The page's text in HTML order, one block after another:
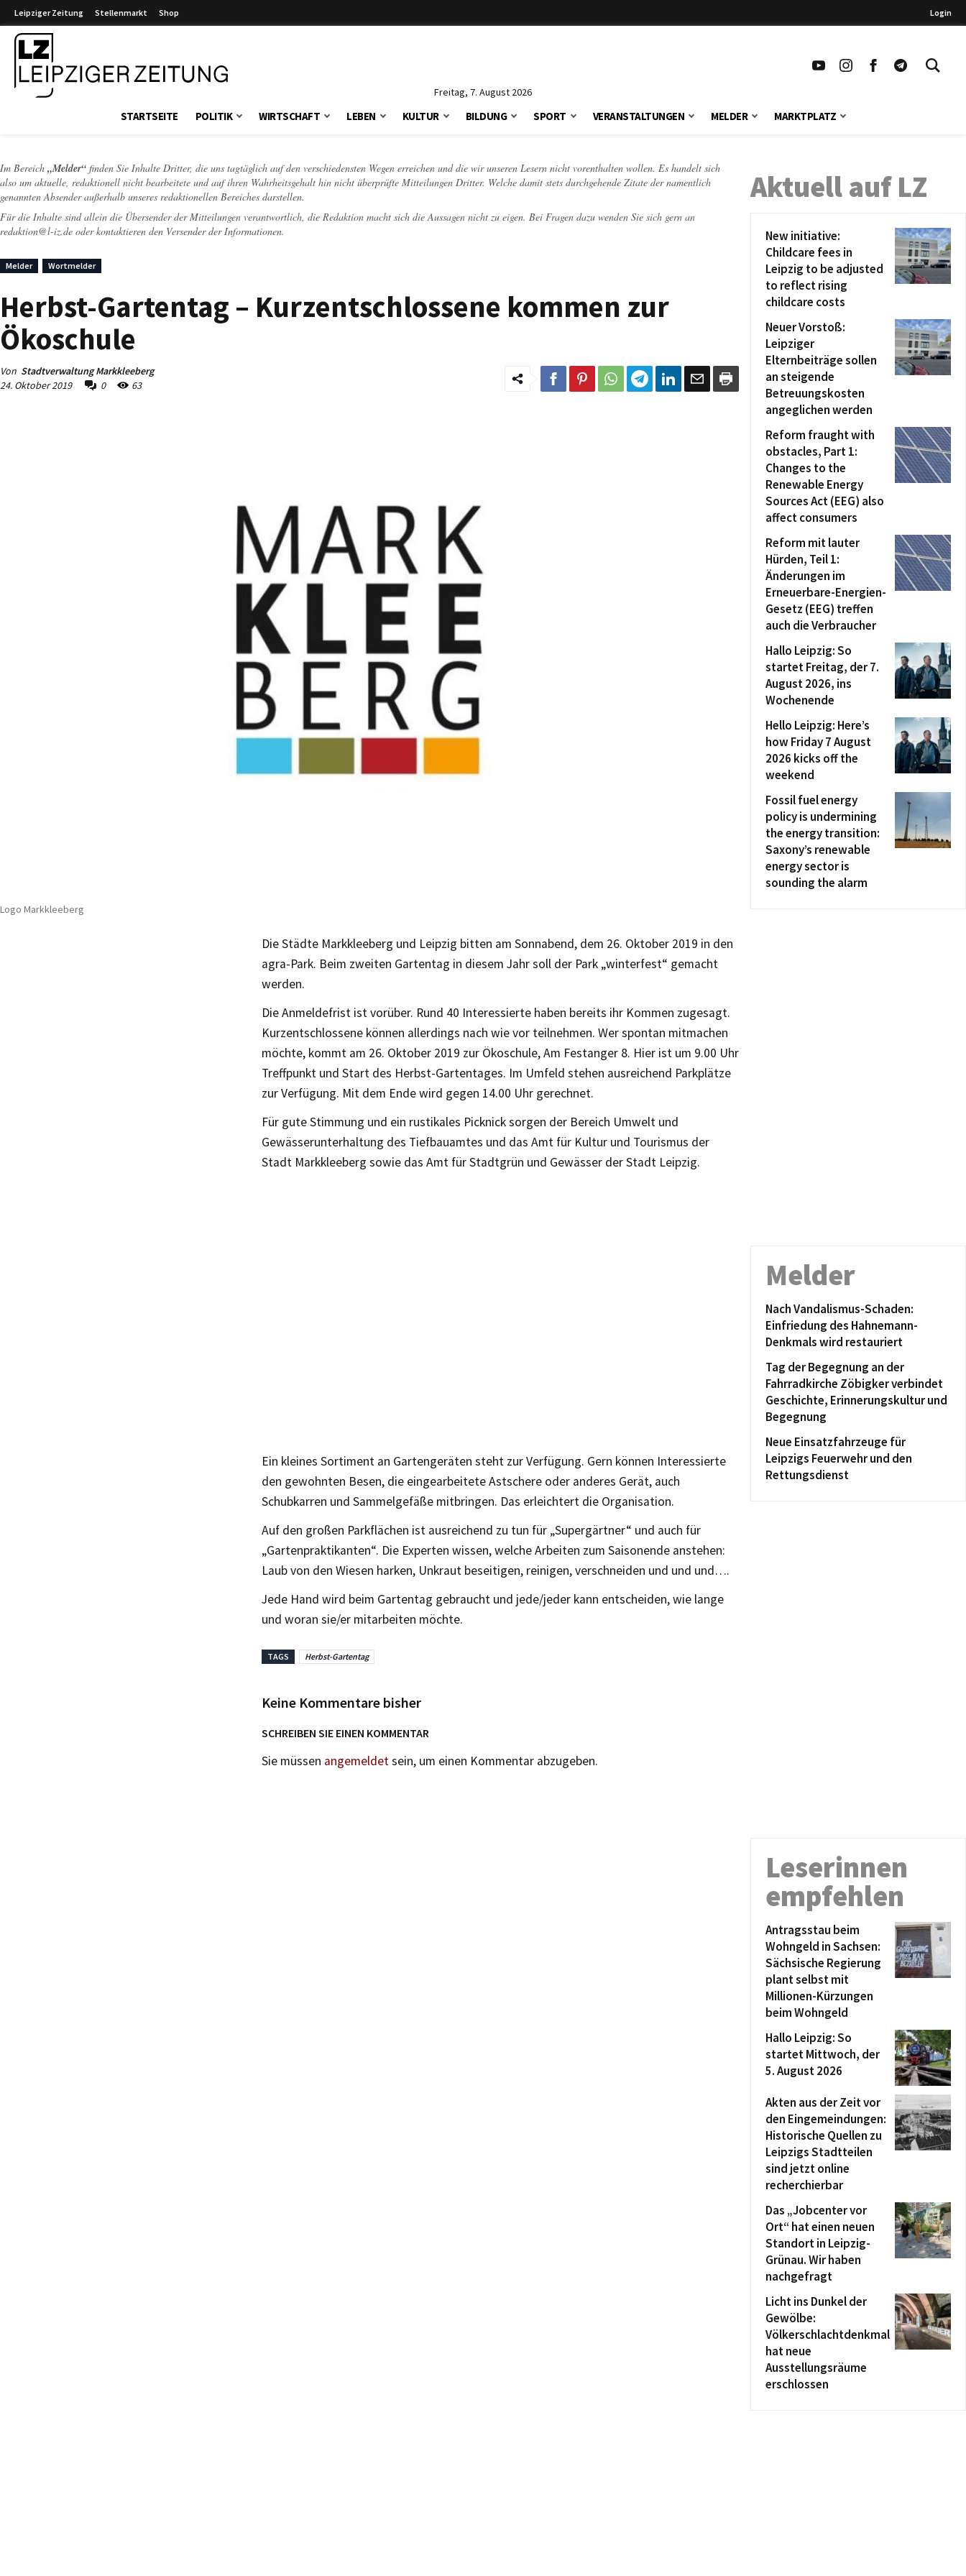
Leipziger Zeitung Stellenmarkt Shop Login
Freitag, 7. August 2026
STARTSEITE POLITIK WIRTSCHAFT LEBEN KULTUR BILDUNG SPORT VERANSTALTUNGEN MELDER MARKTPLATZ
Im Bereich „Melder“ finden Sie Inhalte Dritter, die uns tagtäglich auf den verschiedensten Wegen erreichen und die wir unseren Lesern nicht vorenthalten wollen. Es handelt sich
also um aktuelle, redaktionell nicht bearbeitete und auf ihren Wahrheitsgehalt hin nicht überprüfte Mitteilungen Dritter. Welche damit stets durchgehende Zitate der namentlich
genannten Absender außerhalb unseres redaktionellen Bereiches darstellen.
Für die Inhalte sind allein die Übersender der Mitteilungen verantwortlich, die Redaktion macht sich die Aussagen nicht zu eigen. Bei Fragen dazu wenden Sie sich gern an
redaktion@l-iz.de oder kontaktieren den Versender der Informationen.
Melder Wortmelder
Herbst-Gartentag – Kurzentschlossene kommen zur
Ökoschule
Von Stadtverwaltung Markkleeberg
24. Oktober 2019
0 63
Logo Markkleeberg
Die Städte Markkleeberg und Leipzig bitten am Sonnabend, dem 26. Oktober 2019 in den
agra-Park. Beim zweiten Gartentag in diesem Jahr soll der Park „winterfest“ gemacht
werden.
Die Anmeldefrist ist vorüber. Rund 40 Interessierte haben bereits ihr Kommen zugesagt.
Kurzentschlossene können allerdings nach wie vor teilnehmen. Wer spontan mitmachen
möchte, kommt am 26. Oktober 2019 zur Ökoschule, Am Festanger 8. Hier ist um 9.00 Uhr
Treffpunkt und Start des Herbst-Gartentages. Im Umfeld stehen ausreichend Parkplätze
zur Verfügung. Mit dem Ende wird gegen 14.00 Uhr gerechnet.
Für gute Stimmung und ein rustikales Picknick sorgen der Bereich Umwelt und
Gewässerunterhaltung des Tiefbauamtes und das Amt für Kultur und Tourismus der
Stadt Markkleeberg sowie das Amt für Stadtgrün und Gewässer der Stadt Leipzig.
Ein kleines Sortiment an Gartengeräten steht zur Verfügung. Gern können Interessierte
den gewohnten Besen, die eingearbeitete Astschere oder anderes Gerät, auch
Schubkarren und Sammelgefäße mitbringen. Das erleichtert die Organisation.
Auf den großen Parkflächen ist ausreichend zu tun für „Supergärtner“ und auch für
„Gartenpraktikanten“. Die Experten wissen, welche Arbeiten zum Saisonende anstehen:
Laub von den Wiesen harken, Unkraut beseitigen, reinigen, verschneiden und und und….
Jede Hand wird beim Gartentag gebraucht und jede/jeder kann entscheiden, wie lange
und woran sie/er mitarbeiten möchte.
TAGS Herbst-Gartentag
Keine Kommentare bisher
SCHREIBEN SIE EINEN KOMMENTAR
Sie müssen angemeldetsein, um einen Kommentar abzugeben.
Aktuell auf LZ
New initiative:
Childcare fees in
Leipzig to be adjusted
to reflect rising
childcare costs
Neuer Vorstoß:
Leipziger
Elternbeiträge sollen
an steigende
Betreuungskosten
angeglichen werden
Reform fraught with
obstacles, Part 1:
Changes to the
Renewable Energy
Sources Act (EEG) also
affect consumers
Reform mit lauter
Hürden, Teil 1:
Änderungen im
Erneuerbare-Energien-
Gesetz (EEG) treffen
auch die Verbraucher
Hallo Leipzig: So
startet Freitag, der 7.
August 2026, ins
Wochenende
Hello Leipzig: Here’s
how Friday 7 August
2026 kicks off the
weekend
Fossil fuel energy
policy is undermining
the energy transition:
Saxony’s renewable
energy sector is
sounding the alarm
Melder
Nach Vandalismus-Schaden:
Einfriedung des Hahnemann-
Denkmals wird restauriert
Tag der Begegnung an der
Fahrradkirche Zöbigker verbindet
Geschichte, Erinnerungskultur und
Begegnung
Neue Einsatzfahrzeuge für
Leipzigs Feuerwehr und den
Rettungsdienst
Leserinnen
empfehlen
Antragsstau beim
Wohngeld in Sachsen:
Sächsische Regierung
plant selbst mit
Millionen-Kürzungen
beim Wohngeld
Hallo Leipzig: So
startet Mittwoch, der
5. August 2026
Akten aus der Zeit vor
den Eingemeindungen:
Historische Quellen zu
Leipzigs Stadtteilen
sind jetzt online
recherchierbar
Das „Jobcenter vor
Ort“ hat einen neuen
Standort in Leipzig-
Grünau. Wir haben
nachgefragt
Licht ins Dunkel der
Gewölbe:
Völkerschlachtdenkmal
hat neue
Ausstellungsräume
erschlossen